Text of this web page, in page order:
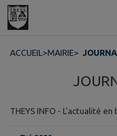
Contenu
ACCUEIL>MAIRIE>
THEYS INFO - L'actualité en